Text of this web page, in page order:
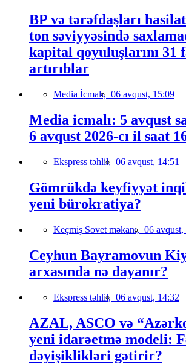
BP və tərəfdaşları
ton səviyyəsində
kapital qoyuluşlarını 31
artırıblar
Media İcmalı, 06 avqust, 15:09
Media icmalı: 5 avqust
6 avqust 2026-cı il saat
Ekspress təhlil, 06 avqust, 14:51
Gömrükdə keyfiyyət
yeni bürokratiya?
Keçmiş Sovet məkanı, 06 avqust,
Ceyhun Bayramovun
arxasında nə dayanır?
Ekspress təhlil, 06 avqust, 14:32
AZAL, ASCO və
yeni idarəetmə modeli:
dəyişiklikləri gətirir?